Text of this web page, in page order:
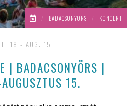
/ BADACSONYÖRS / KONCERT
18 - AUG. 15.
| BADACSONYÖRS |
15.